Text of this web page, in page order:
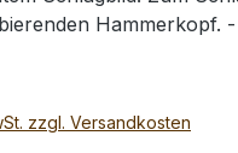
Hammerkopf.
zzgl. Versandkosten